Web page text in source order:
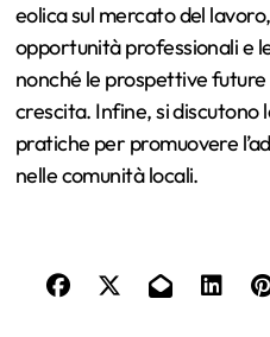
eolica sul mercato del
opportunità professionali e
nonché le prospettive
crescita. Infine, si discutono
pratiche per promuovere
nelle comunità locali.